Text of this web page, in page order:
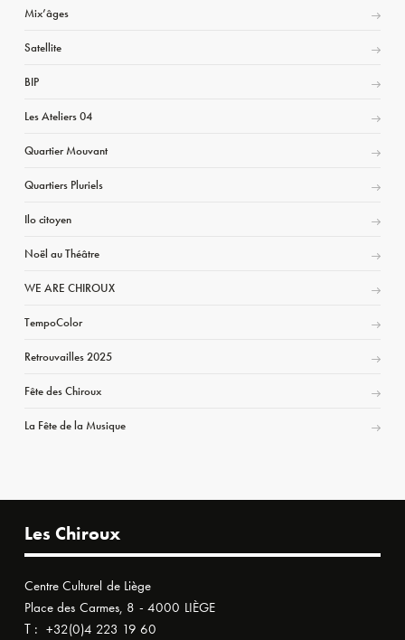
Mix’âges
Satellite
BIP
Les Ateliers 04
Quartier Mouvant
Quartiers Pluriels
Ilo citoyen
Noël au Théâtre
WE ARE CHIROUX
TempoColor
Retrouvailles 2025
Fête des Chiroux
La Fête de la Musique
Les Chiroux
Centre Culturel de Liège
Place des Carmes, 8 - 4000 LIÈGE
T : +32(0)4 223 19 60